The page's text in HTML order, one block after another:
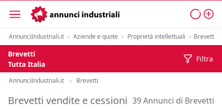
AnnunciIndustriali.it > Aziende e quote > Proprietà intellettuali > Brevetti
Brevetti
Tutta Italia
Filtra
AnnunciIndustriali.it > Brevetti
Brevetti vendite e cessioni 39 Annunci di Brevetti